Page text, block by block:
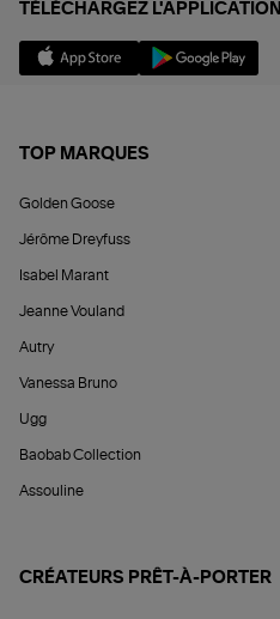
TÉLÉCHARGEZ L'APPLICATION
TOP MARQUES
Golden Goose
Jérôme Dreyfuss
Isabel Marant
Jeanne Vouland
Autry
Vanessa Bruno
Ugg
Baobab Collection
Assouline
CRÉATEURS PRÊT-À-PORTER